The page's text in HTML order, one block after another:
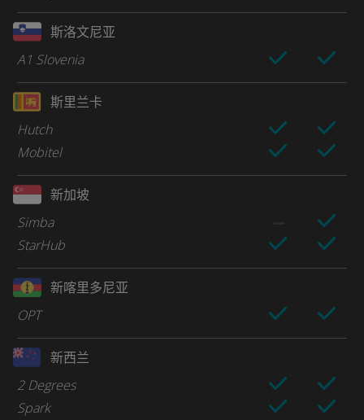
斯洛文尼亚
A1 Slovenia
斯里兰卡
Hutch
Mobitel
新加坡
Simba
StarHub
新喀里多尼亚
OPT
新西兰
2 Degrees
Spark